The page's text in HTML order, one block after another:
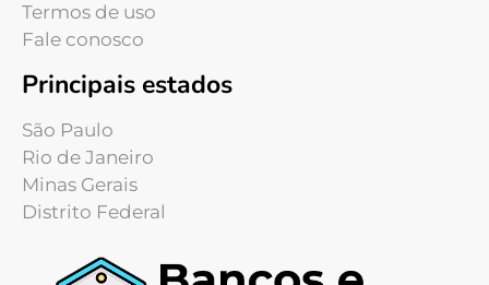
Termos de uso
Fale conosco
Principais estados
São Paulo
Rio de Janeiro
Minas Gerais
Distrito Federal